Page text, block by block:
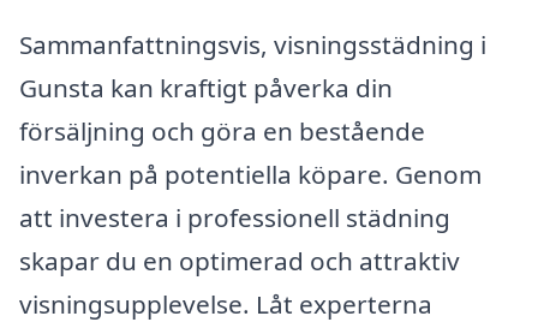
Sammanfattningsvis, visningsstädning i
Gunsta kan kraftigt påverka din
försäljning och göra en bestående
inverkan på potentiella köpare. Genom
att investera i professionell städning
skapar du en optimerad och attraktiv
visningsupplevelse. Låt experterna